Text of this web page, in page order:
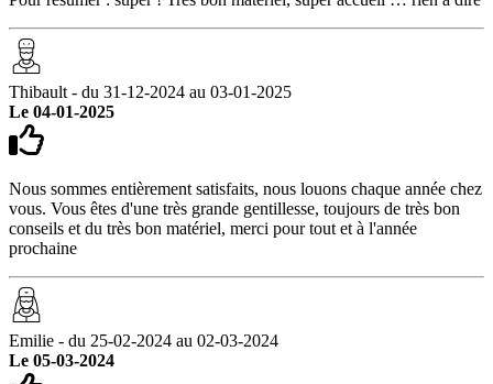
Thibault - du 31-12-2024 au 03-01-2025
Le 04-01-2025
Nous sommes entièrement satisfaits, nous louons chaque année chez
vous. Vous êtes d'une très grande gentillesse, toujours de très bon
conseils et du très bon matériel, merci pour tout et à l'année
prochaine
Emilie - du 25-02-2024 au 02-03-2024
Le 05-03-2024